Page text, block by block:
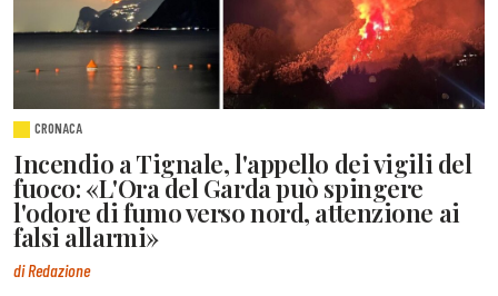
CRONACA
Incendio a Tignale, l'appello dei vigili del
fuoco: «L'Ora del Garda può spingere
l'odore di fumo verso nord, attenzione ai
falsi allarmi»
di Redazione